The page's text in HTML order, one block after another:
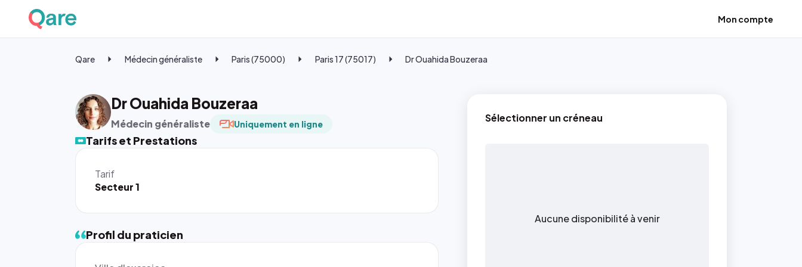
Mon compte
Qare Médecin généraliste Paris (75000) Paris 17 (75017) Dr Ouahida Bouzeraa
Dr Ouahida Bouzeraa
Médecin généraliste Uniquement en ligne
Tarifs et Prestations
Tarif
Secteur 1
Sélectionner un créneau
Aucune disponibilité à venir
Profil du praticien